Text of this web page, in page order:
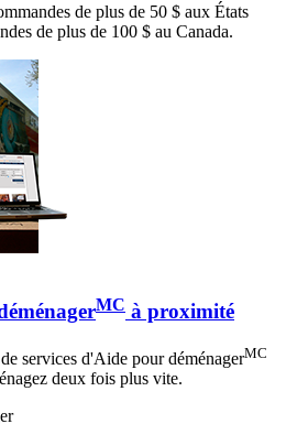
de plus de 50 $ aux États
de plus de 100 $ au Canada.
MC à proximité
services d'Aide pour déménagerMC
deux fois plus vite.